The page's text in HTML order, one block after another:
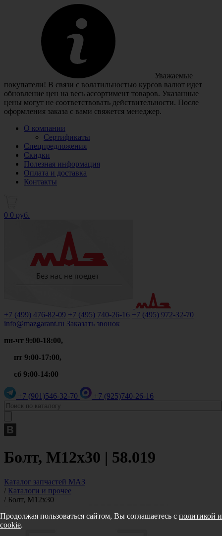
Уважаемые
покупатели! В связи с волатильностью курсов валют идет
обновление цен на весь ассортимент товаров. Указанные
цены могут не соответствовать действительности. После
оформления заказа с вами свяжется менеджер.
О компании
Сертификаты
Спецпредложения
Скидки
Полезная информация
Оплата и доставка
Контакты
0 0 руб.
+7 (499) 476-82-09 +7 (495) 740-26-16 +7 (495) 972-32-70
info@mazgarant.ru Заказать звонок
пн-чт 9:00-18:00,
пт 9:00-17:00,
сб 9:00-14:00
+7 (901)546-32-70 +7 (925)740-26-16
Болт, М12х30 | 58.019
Каталог запчастей МАЗ
/ Каталоги и прочее
/ Болт, М12х30
Продолжая пользоваться сайтом, Вы соглашаетесь с политикой
cookie.